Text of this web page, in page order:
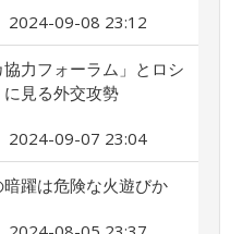
2024-09-08 23:12
協力フォーラム」とロシ
見る外交攻勢
2024-09-07 23:04
躍は危険な火遊びか